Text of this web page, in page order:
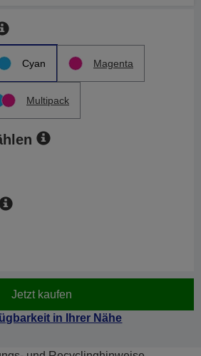
Cyan Magenta
Multipack
Jetzt kaufen
in Ihrer Nähe